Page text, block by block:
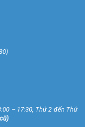
– 17:30, Thứ 2 đến Thứ